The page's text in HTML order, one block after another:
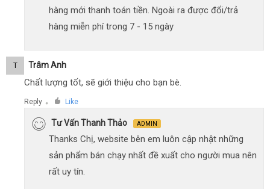
hàng mới thanh toán tiền. Ngoài ra được đổi/trả
hàng miễn phí trong 7 - 15 ngày
T Trâm Anh
Chất lượng tốt, sẽ giới thiệu cho bạn bè.
Reply ● Like
Tư Vấn Thanh Thảo ADMIN
Thanks Chị, website bên em luôn cập nhật những
sản phẩm bán chạy nhất đề xuất cho người mua nên
rất uy tín.